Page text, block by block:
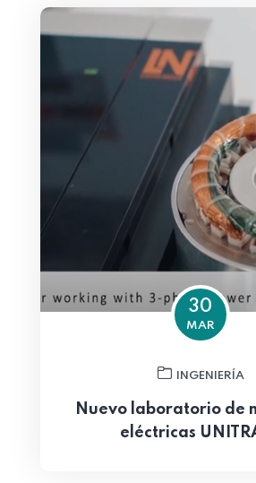
30
MAR
INGENIERÍA
Nuevo laboratorio de
eléctricas